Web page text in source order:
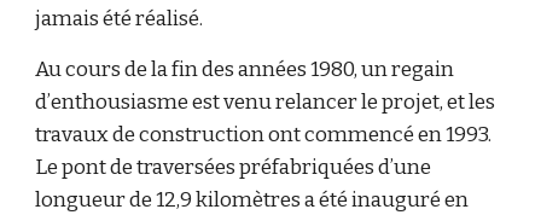
jamais été réalisé.
Au cours de la fin des années 1980, un regain
d’enthousiasme est venu relancer le projet, et les
travaux de construction ont commencé en 1993.
Le pont de traversées préfabriquées d’une
longueur de 12,9 kilomètres a été inauguré en